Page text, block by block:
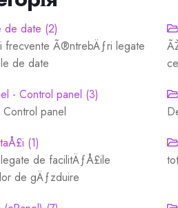
date (2)
frecvente Ã®ntrebÄƒri legate
de date
- Control panel (3)
panel
(1)
de facilitÄƒÅ£ile
de gÄƒzduire